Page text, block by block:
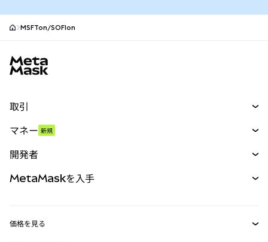
MSFTon/SOFIon
取引
パーペチュアル
RWA
マネー 新規
開発者
MetaMaskを入手
価格を見る